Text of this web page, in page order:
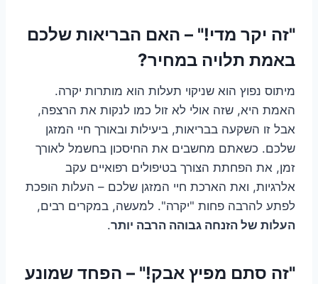
"זה יקר מדי!" – האם הבריאות שלכם
באמת תלויה במחיר?
מיתוס נפוץ הוא שניקוי תעלות הוא מותרות יקרה.
האמת היא, שזה אולי לא זול כמו לנקות את הרצפה,
אבל זו השקעה בבריאות, ביעילות ובאורך חיי המזגן
שלכם. כשאתם מחשבים את החיסכון בחשמל לאורך
זמן, את הפחתת הצורך בטיפולים רפואיים עקב
אלרגיות, ואת הארכת חיי המזגן שלכם – העלות הופכת
לפתע להרבה פחות "יקרה". למעשה, במקרים רבים,
העלות של הזנחה גבוהה הרבה יותר.
"זה סתם מפיץ אבק!" – הפחד שמונע